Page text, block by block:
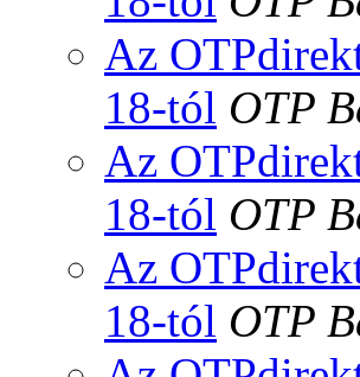
Az
18-tól OTP
Az
18-tól OTP
Az
18-tól OTP